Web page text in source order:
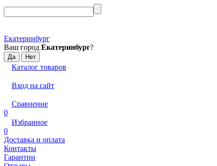
Екатеринбург
Ваш город Екатеринбург?
Каталог товаров
Вход на сайт
Сравнение
0
Избранное
0
Доставка и оплата
Контакты
Гарантии